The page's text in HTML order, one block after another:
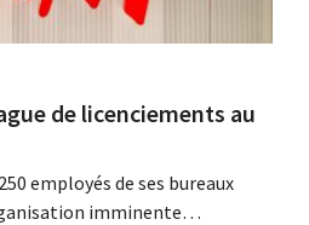
de licenciements au
employés de ses bureaux
imminente